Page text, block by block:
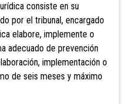
consiste en su
por el tribunal, encargado
elabore, implemente o
adecuado de prevención
implementación o
de seis meses y máximo